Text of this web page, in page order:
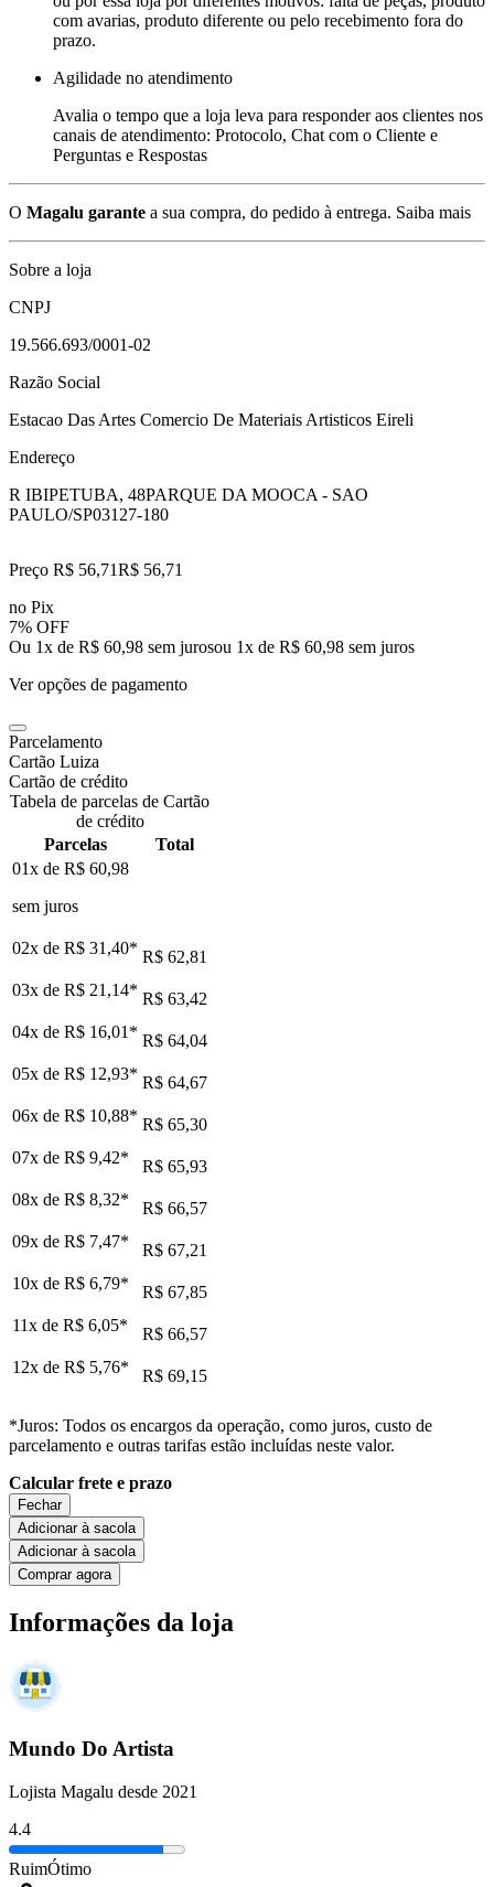
com avarias, produto diferente ou pelo recebimento fora do
prazo.
Agilidade no atendimento
Avalia o tempo que a loja leva para responder aos clientes nos
canais de atendimento: Protocolo, Chat com o Cliente e
Perguntas e Respostas
O Magalu garante a sua compra, do pedido à entrega. Saiba mais
Sobre a loja
CNPJ
19.566.693/0001-02
Razão Social
Estacao Das Artes Comercio De Materiais Artisticos Eireli
Endereço
R IBIPETUBA, 48PARQUE DA MOOCA - SAO
PAULO/SP03127-180
Preço R$ 56,71R$ 56,71
no Pix
7% OFF
Ou 1x de R$ 60,98 sem jurosou 1x de R$ 60,98 sem juros
Ver opções de pagamento
Parcelamento
Cartão Luiza
Cartão de crédito
Tabela de parcelas de Cartão
de crédito
Parcelas
Total
01x de R$ 60,98
sem juros
02x de R$ 31,40* R$ 62,81
03x de R$ 21,14* R$ 63,42
04x de R$ 16,01 * R$ 64,04
05x de R$ 12,93* R$ 64,67
06x de R$ 10,88* R$ 65,30
07x de R$ 9,42*
R$ 65,93
08x de R$ 8,32*
R$ 66,57
09x de R$ 7,47*
R$ 67,21
10x de R$ 6,79*
R$ 67,85
11x de R$ 6,05*
R$ 66,57
12x de R$ 5,76* R$ 69,15
*Juros: Todos os encargos da operação, como juros, custo de
parcelamento e outras tarifas estão incluídas neste valor.
Calcular frete e prazo
Fechar
Adicionar à sacola
Adicionar à sacola
Comprar agora
Informações da loja
Mundo Do Artista
Lojista Magalu desde 2021
4.4
RuimÓtimo